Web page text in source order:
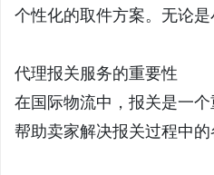
个性化的取件方案。无论
代理报关服务的重要性
在国际物流中，报关是一
帮助卖家解决报关过程中的